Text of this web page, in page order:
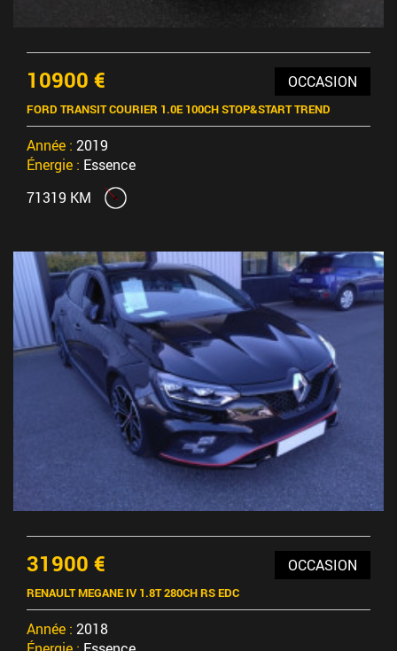
10900 € OCCASION
FORD TRANSIT COURIER 1.0E 100CH STOP&START TREND
Année : 2019
Énergie : Essence
71319 KM
31900 € OCCASION
RENAULT MEGANE IV 1.8T 280CH RS EDC
Année : 2018